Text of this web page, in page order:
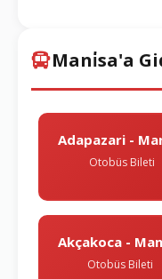
Mani̇sa'a
Adapazari -
Otobüs Bileti
Akçakoca -
Otobüs Bileti